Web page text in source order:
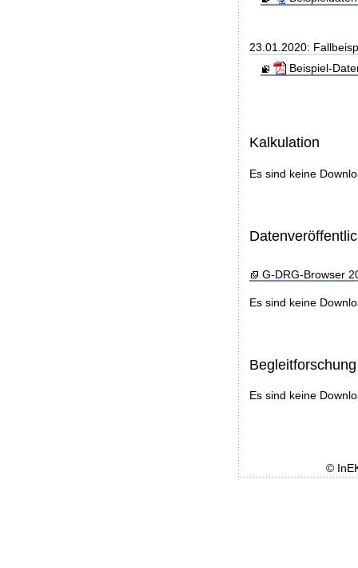
23.01.2020:
Beispiel-
Kalkulation
Es sind keine
G-DRG-Browser
Es sind keine
Begleitforschung
Es sind keine
©